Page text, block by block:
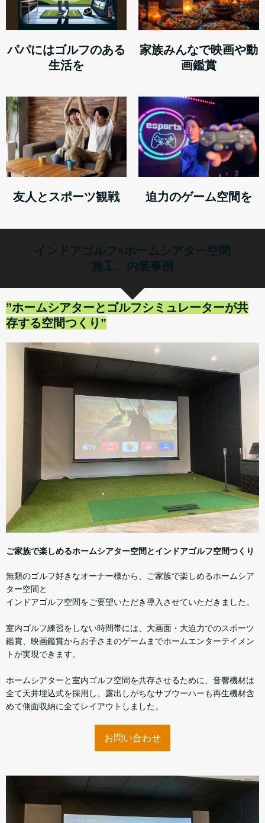
パパにはゴルフのある
生活を
家族みんなで映画や動
画鑑賞
友人とスポーツ観戦 迫力のゲーム空間を
インドアゴルフ×ホームシアター空間
施工、内装事例
”ホームシアターとゴルフシミュレーターが共
存する空間つくり”
ご家族で楽しめるホームシアター空間とインドアゴルフ空間つくり
無類のゴルフ好きなオーナー様から、ご家族で楽しめるホームシア
ター空間と
インドアゴルフ空間をご要望いただき導入させていただきました。
室内ゴルフ練習をしない時間帯には、大画面・大迫力でのスポーツ
鑑賞、映画鑑賞からお子さまのゲームまでホームエンターテイメン
トが実現できます。
ホームシアターと室内ゴルフ空間を共存させるために、音響機材は
全て天井埋込式を採用し、露出しがちなサブウーハーも再生機材含
めて側面収納に全てレイアウトしました。
お問い合わせ